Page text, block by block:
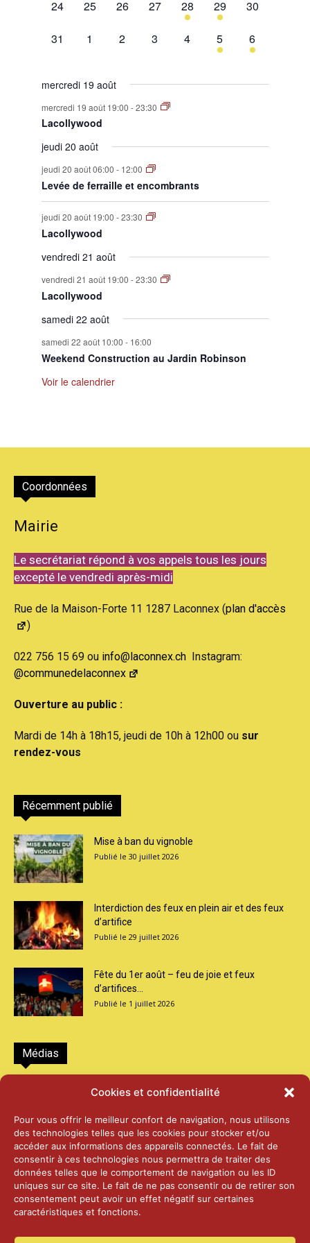
Cookies et confidentialité
Pour vous offrir le meilleur confort de navigation, nous utilisons
des technologies telles que les cookies pour stocker et/ou
accéder aux informations des appareils connectés. Le fait de
consentir à ces technologies nous permettra de traiter des
données telles que le comportement de navigation ou les ID
uniques sur ce site. Le fait de ne pas consentir ou de retirer son
consentement peut avoir un effet négatif sur certaines
caractéristiques et fonctions.
0
24
0
25
0
26
0
évènement,
27
1
évènement,
28
1
évènement,
29
0
30
0
31
0
1
0
2
0
3
0
évènement,
4
1
évènement,
5
1
évènement,
6
mercredi 19 août
mercredi 19 août 19:00 -23:30
Lacollywood
jeudi 20 août
jeudi 20 août 06:00 - 12:00
Levée de ferraille et encombrants
jeudi 20 août 19:00 -23:30
Lacollywood
vendredi 21 août
vendredi 21 août 19:00 -23:30
Lacollywood
samedi 22 août
samedi 22 août 10:00 - 16:00
Weekend Construction au Jardin Robinson
Voir le calendrier
Coordonnées
Mairie
Le secrétariat répond à vos appels tous les jours
excepté le vendredi après-midi
Rue de la Maison-Forte 11 1287 Laconnex (plan d'accès
)
022 756 15 69 ou info@laconnex.ch Instagram:
@communedelaconnex
Ouverture au public :
Mardi de 14h à 18h15, jeudi de 10h à 12h00 ou sur
rendez-vous
Récemment publié
Mise à ban du vignoble
30 juillet 2026
Interdiction des feux en plein air et des feux
d’artifice
29 juillet 2026
Fête du 1er août – feu de joie et feux
d’artifices...
1 juillet 2026
Médias
2026 – Laiterie d’Orsières et Abbaye de St-
25 juin 2026
2025 – Palais Fédéral – Berne
25 juin 2026
14 janvier 2025